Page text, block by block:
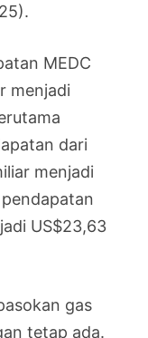
MEDC
menjadi
dari
menjadi
pendapatan
US$23,63
gas
tetap ada.